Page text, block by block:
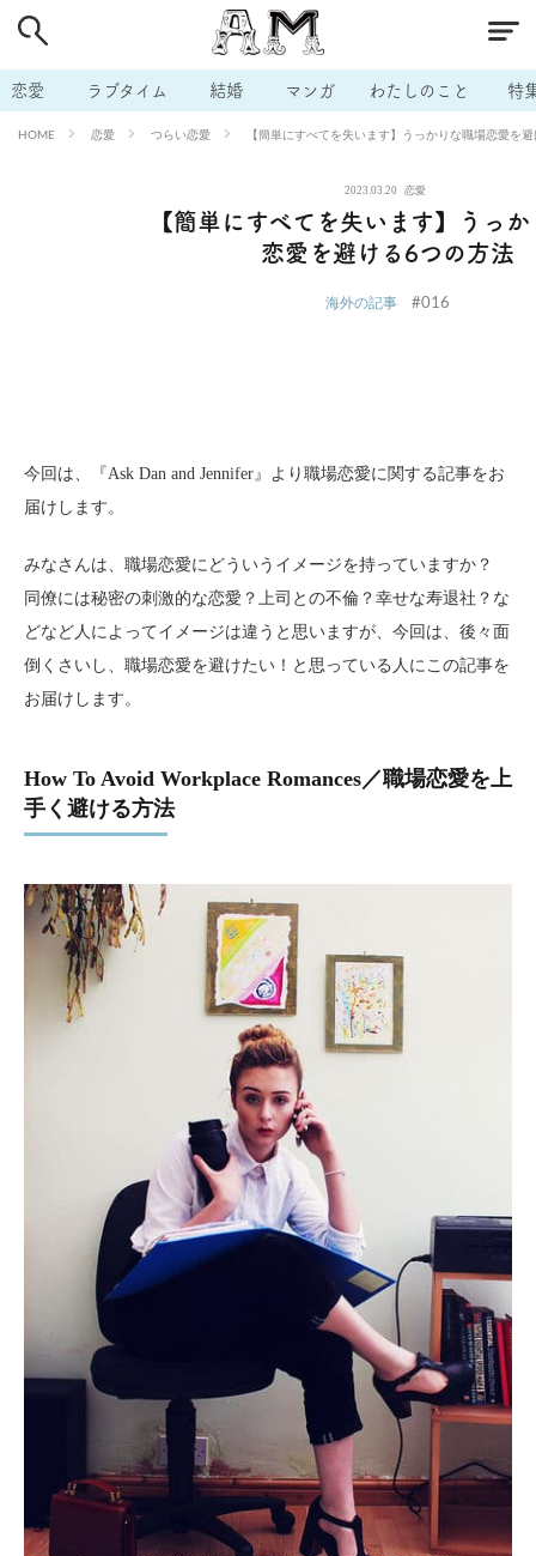
恋愛 ラブタイム 結婚 マンガ わたしのこと 特
HOME 恋愛 つらい恋愛 【簡単にすべてを失います】うっかりな職場恋愛を
2023.03.20 恋愛
【簡単にすべてを失います】うっ
恋愛を避ける6つの方法
海外の記事 #016
今回は、『Ask Dan and Jennifer』より職場恋愛に関する記事をお
届けします。
みなさんは、職場恋愛にどういうイメージを持っていますか？
同僚には秘密の刺激的な恋愛？上司との不倫？幸せな寿退社？な
どなど人によってイメージは違うと思いますが、今回は、後々面
倒くさいし、職場恋愛を避けたい！と思っている人にこの記事を
お届けします。
How To Avoid Workplace Romances／職場恋愛を上
手く避ける方法
# 男の本音 # セフレ # 不倫
# 出会う方法 # マッチングアプリ # ラブグッズ # 体の相